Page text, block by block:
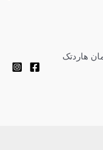
هاردتک